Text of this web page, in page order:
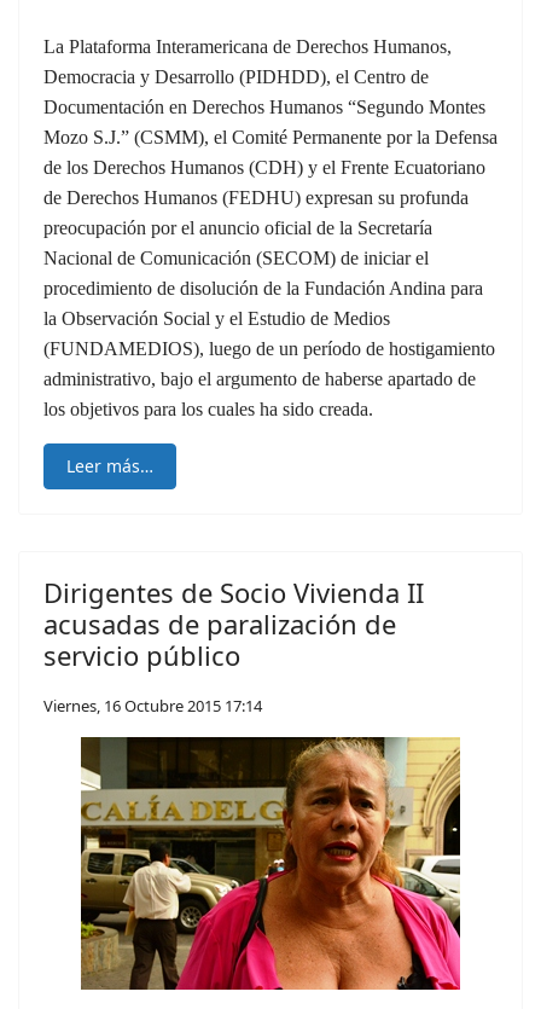
La Plataforma Interamericana de Derechos Humanos,
Democracia y Desarrollo (PIDHDD), el Centro de
Documentación en Derechos Humanos “Segundo Montes
Mozo S.J.” (CSMM), el Comité Permanente por la Defensa
de los Derechos Humanos (CDH) y el Frente Ecuatoriano
de Derechos Humanos (FEDHU) expresan su profunda
preocupación por el anuncio oficial de la Secretaría
Nacional de Comunicación (SECOM) de iniciar el
procedimiento de disolución de la Fundación Andina para
la Observación Social y el Estudio de Medios
(FUNDAMEDIOS), luego de un período de hostigamiento
administrativo, bajo el argumento de haberse apartado de
los objetivos para los cuales ha sido creada.
Leer más…
Dirigentes de Socio Vivienda II
acusadas de paralización de
servicio público
Viernes, 16 Octubre 2015 17:14